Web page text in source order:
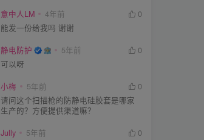
意中人LM 4年前
0
能发一份给我吗 谢谢
静电防护 5年前
0
可以呀
小梅 5年前
0
请问这个扫描枪的防静电硅胶套是哪家
生产的？方便提供渠道嘛？
Jully 5年前
0